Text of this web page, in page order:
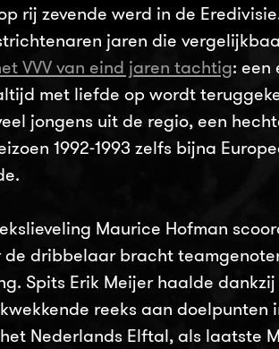
rij zevende werd in de
jaren die
VVV van eind jaren tachtig: een
met liefde op wordt
jongens uit de regio, een
1992-1993 zelfs bijna
Maurice Hofman
de dribbelaar bracht
Spits Erik Meijer haalde dankzij
reeks aan doelpunten
Nederlands Elftal, als laatste